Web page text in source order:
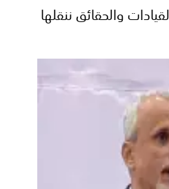
والحقائق ننقلها